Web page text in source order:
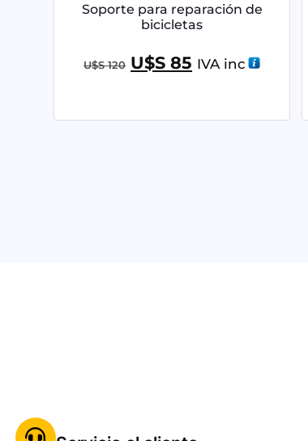
Soporte para reparación de
bicicletas
U$S120 U$S 85 IVA inc